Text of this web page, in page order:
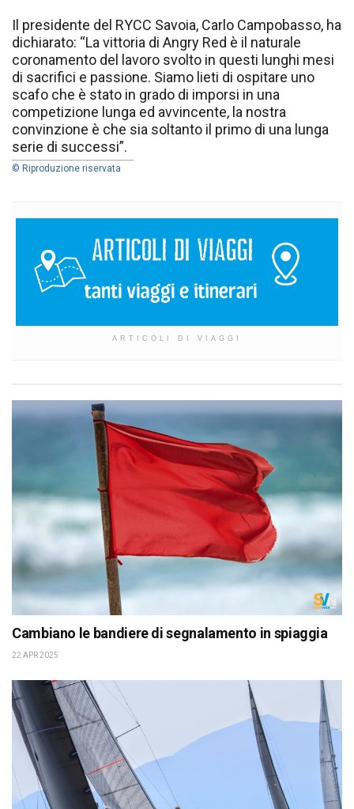
Il presidente del RYCC Savoia, Carlo Campobasso, ha
dichiarato: “La vittoria di Angry Red è il naturale
coronamento del lavoro svolto in questi lunghi mesi
di sacrifici e passione. Siamo lieti di ospitare uno
scafo che è stato in grado di imporsi in una
competizione lunga ed avvincente, la nostra
convinzione è che sia soltanto il primo di una lunga
serie di successi”.
© Riproduzione riservata
ARTICOLI DI VIAGGI
Cambiano le bandiere di segnalamento in spiaggia
22 APR 2025